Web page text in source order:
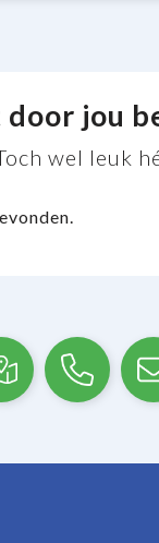
door jou
wel leuk